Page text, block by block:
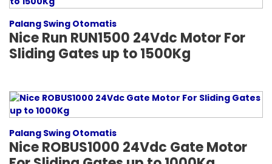
Palang Swing Otomatis
Nice Run RUN1500 24Vdc Motor For
Sliding Gates up to 1500Kg
Palang Swing Otomatis
Nice ROBUS1000 24Vdc Gate Motor